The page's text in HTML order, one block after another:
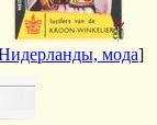
мода]